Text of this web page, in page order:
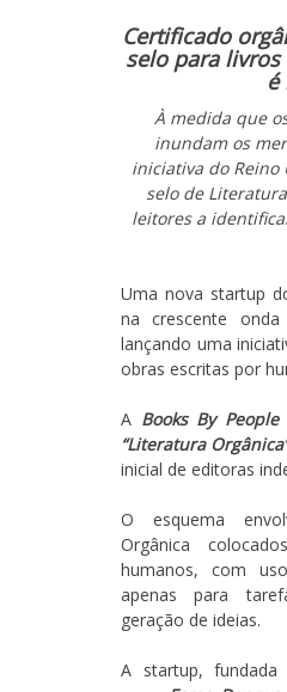
Certificado
selo para
é
À medida que
inundam os
iniciativa do
selo de
leitores a
Uma nova startup
na crescente
lançando uma
obras escritas por
A Books By People
“Literatura
inicial de editoras
O esquema
Orgânica
humanos, com
apenas para
geração de ideias.
A startup, fundada